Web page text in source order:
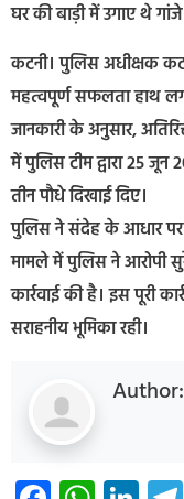
घर की बाड़ी में उगाए थे
कटनी। पुलिस अधीक्षक
महत्वपूर्ण सफलता हाथ
जानकारी के अनुसार,
में पुलिस टीम द्वारा 25 जून
तीन पौधे दिखाई दिए।
पुलिस ने संदेह के आधार पर
मामले में पुलिस ने आरोपी
कार्रवाई की है। इस पूरी
सराहनीय भूमिका रही।
Author: